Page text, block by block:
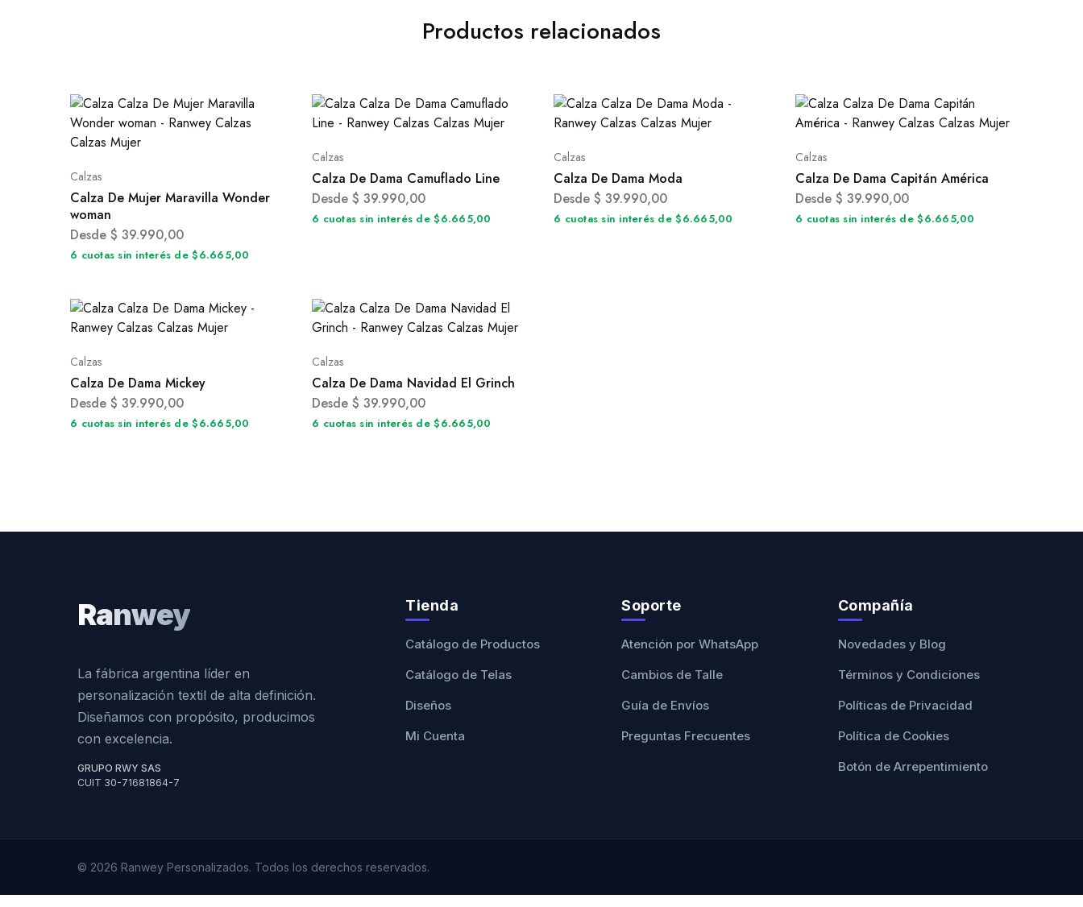
Productos relacionados
Calzas
Calza De Mujer Maravilla Wonder
woman
Desde $ 39.990,00
6 cuotas sin interés de $6.665,00
Calzas
Calza De Dama Camuflado Line
Desde $ 39.990,00
6 cuotas sin interés de $6.665,00
Calzas
Calza De Dama Moda
Desde $ 39.990,00
6 cuotas sin interés de $6.665,00
Calzas
Calza De Dama Capitán América
Desde $ 39.990,00
6 cuotas sin interés de $6.665,00
Calzas
Calza De Dama Mickey
Desde $ 39.990,00
6 cuotas sin interés de $6.665,00
Calzas
Calza De Dama Navidad El Grinch
Desde $ 39.990,00
6 cuotas sin interés de $6.665,00
Ranwey
La fábrica argentina líder en
personalización textil de alta definición.
Diseñamos con propósito, producimos
con excelencia.
GRUPO RWY SAS
CUIT 30-71681864-7
Tienda
Catálogo de Productos
Catálogo de Telas
Diseños
Mi Cuenta
Soporte
Atención por WhatsApp
Cambios de Talle
Guía de Envíos
Preguntas Frecuentes
Compañía
Novedades y Blog
Términos y Condiciones
Políticas de Privacidad
Política de Cookies
Botón de Arrepentimiento
© 2026 Ranwey Personalizados. Todos los derechos reservados.